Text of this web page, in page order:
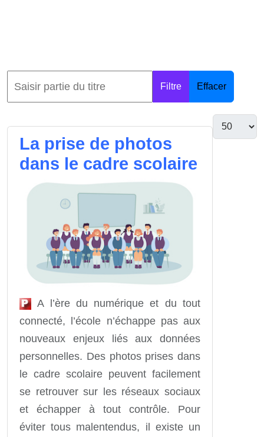
Filtre Effacer
La prise de photos
dans le cadre scolaire
A l’ère du numérique et du tout
connecté, l’école n’échappe pas aux
nouveaux enjeux liés aux données
personnelles. Des photos prises dans
le cadre scolaire peuvent facilement
se retrouver sur les réseaux sociaux
et échapper à tout contrôle. Pour
éviter tous malentendus, il existe un